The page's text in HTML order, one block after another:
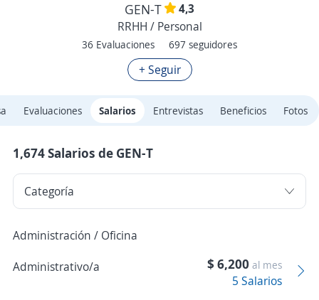
GEN-T
4,3
RRHH / Personal
36 Evaluaciones 697 seguidores
+ Seguir
Evaluaciones Salarios Entrevistas Beneficios Fotos
1,674 Salarios de GEN-T
Administración / Oficina
Administrativo/a
$ 6,200 al mes
5 Salarios